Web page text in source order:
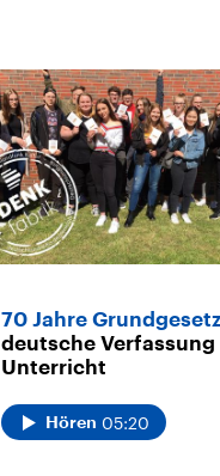
70 Jahre
deutsche Verfassung
Unterricht
Hören 05:20